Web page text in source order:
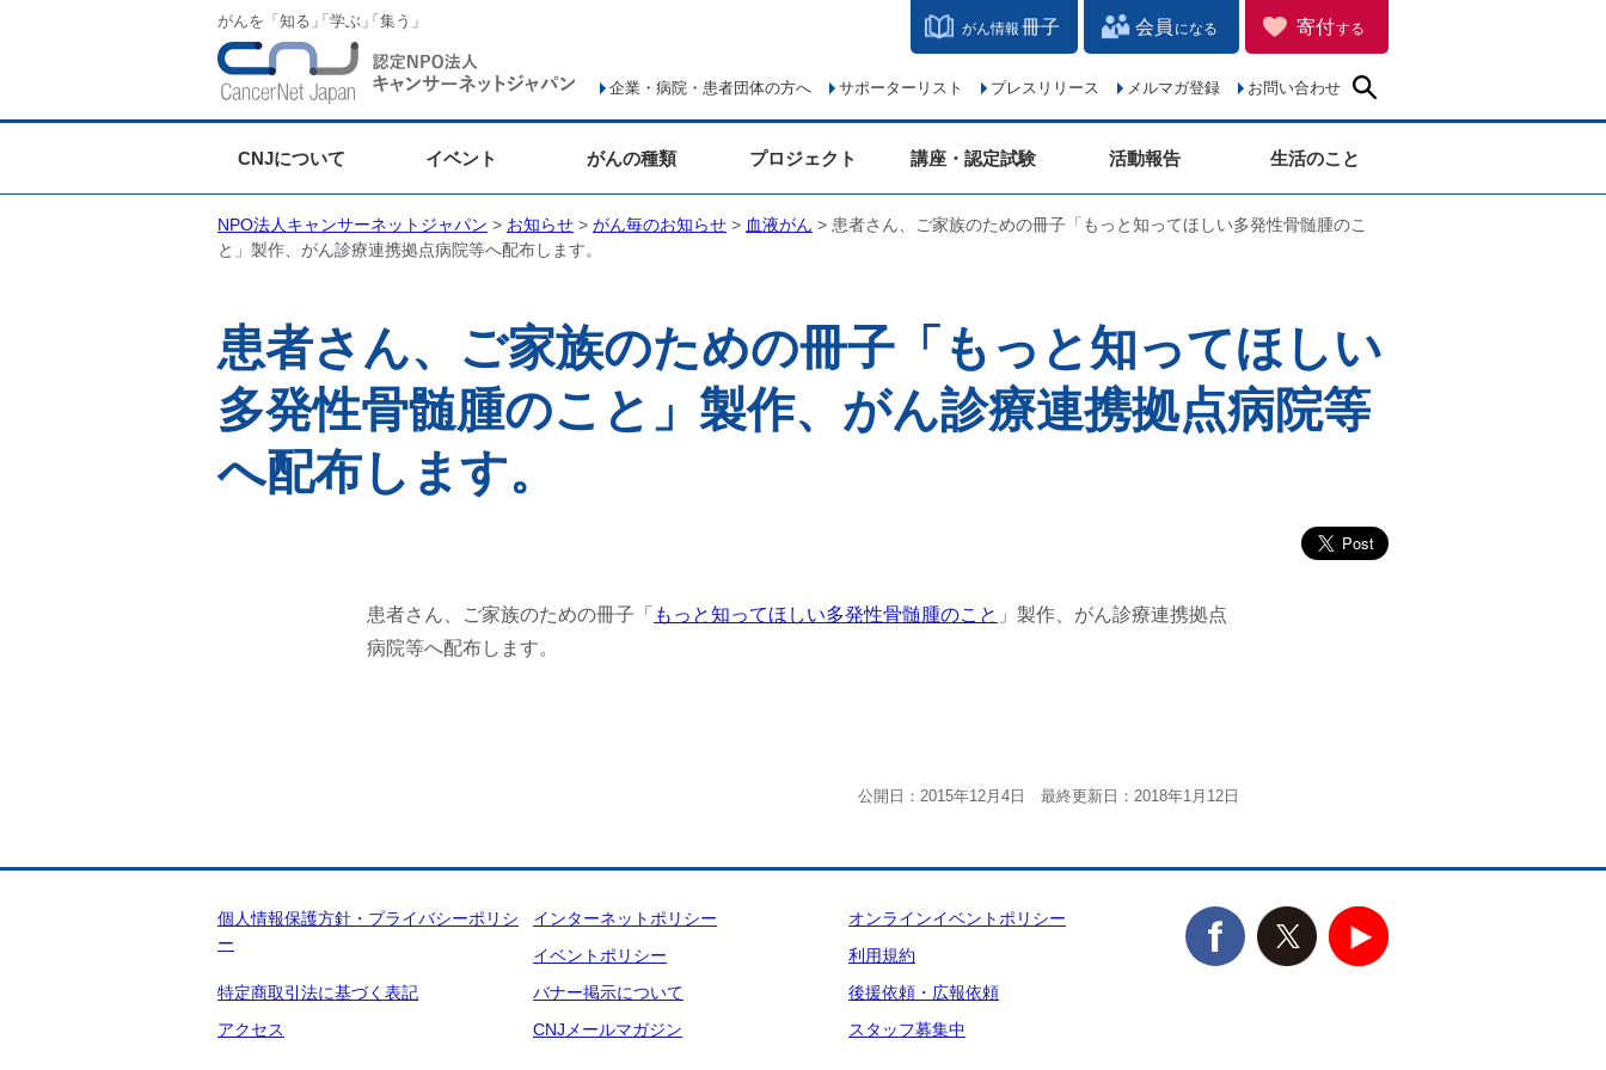
がんを「知る 「学ぶ 「集う」 がん情報 冊子 寄付する
会員 になる
お問い合わせ
メルマガ登録
プレスリリース
サポーターリスト
企業・病院・患者団体の方へ
CNJについて イベント がんの種類 プロジェクト 講座・認定試験 活動報告 生活のこと
NPO法人キャンサーネットジャパン > お知らせ > がん毎のお知らせ > 血液がん > 患者さん、ご家族のための冊子「もっと知ってほしい多発性骨髄腫のこ
と」製作、がん診療連携拠点病院等へ配布します。
患者さん、ご家族のための冊子「もっと知ってほしい
多発性骨髄腫のこと」製作、がん診療連携拠点病院等
へ配布します。
患者さん、ご家族のための冊子「 もっと知ってほしい多発性骨髄腫のこと 」製作、がん診療連携拠点
病院等へ配布します。
公開日：2015年12月4日 最終更新日：2018年1月12日
個人情報保護方針・プライバシーポリシ
ー
インターネットポリシー
オンラインイベントポリシー
イベントポリシー
利用規約
特定商取引法に基づく表記
バナー掲示について
後援依頼・広報依頼
アクセス
CNJメールマガジン スタッフ募集中